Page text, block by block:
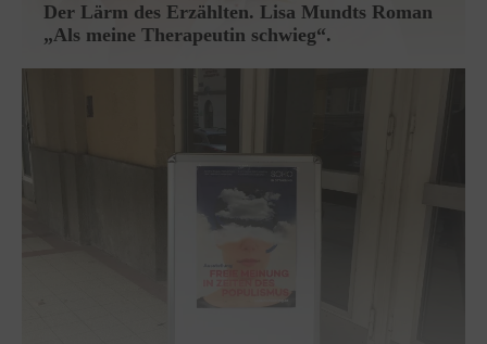
Der Lärm des Erzählten. Lisa Mundts Roman
„Als meine Therapeutin schwieg“.